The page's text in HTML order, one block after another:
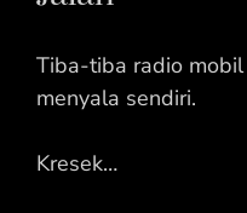
Tiba-tiba radio
menyala sendiri.
Kresek…